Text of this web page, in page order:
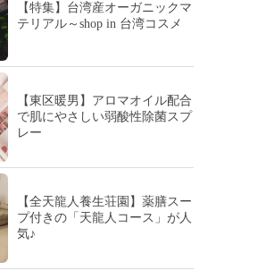
【特集】台湾産オーガニックマ
テリアル～shop in 台湾コスメ
【東区暖男】アロマオイル配合
で肌にやさしい弱酸性除菌スプ
レー
【全天龍人養生荘園】薬膳スー
プ付きの「天龍人コース」が人
気♪